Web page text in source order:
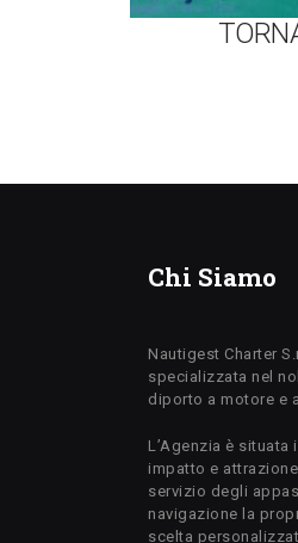
Chi Siamo
Nautigest Charter
specializzata nel
diporto a motore e
L’Agenzia è
impatto e
servizio degli
navigazione la
scelta